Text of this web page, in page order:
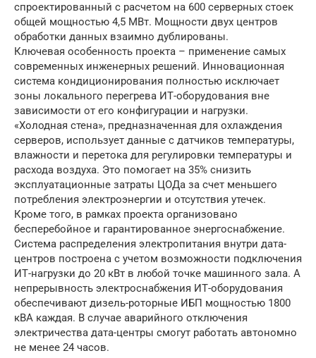
спроектированный с расчетом на 600 серверных стоек
общей мощностью 4,5 МВт. Мощности двух центров
обработки данных взаимно дублированы.
Ключевая особенность проекта – применение самых
современных инженерных решений. Инновационная
система кондиционирования полностью исключает
зоны локального перегрева ИТ-оборудования вне
зависимости от его конфигурации и нагрузки.
«Холодная стена», предназначенная для охлаждения
серверов, использует данные с датчиков температуры,
влажности и перетока для регулировки температуры и
расхода воздуха. Это помогает на 35% снизить
эксплуатационные затраты ЦОДа за счет меньшего
потребления электроэнергии и отсутствия утечек.
Кроме того, в рамках проекта организовано
бесперебойное и гарантированное энергоснабжение.
Система распределения электропитания внутри дата-
центров построена с учетом возможности подключения
ИТ-нагрузки до 20 кВт в любой точке машинного зала. А
непрерывность электроснабжения ИТ-оборудования
обеспечивают дизель-роторные ИБП мощностью 1800
кВА каждая. В случае аварийного отключения
электричества дата-центры смогут работать автономно
не менее 24 часов.